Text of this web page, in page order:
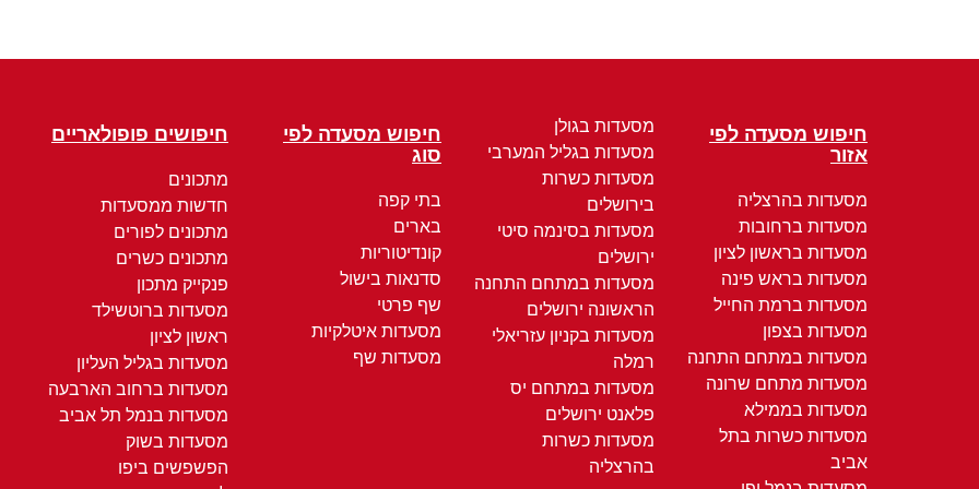
חיפוש מסעדה לפי
אזור
מסעדות בהרצליה
מסעדות ברחובות
מסעדות בראשון לציון
מסעדות בראש פינה
מסעדות ברמת החייל
מסעדות בצפון
מסעדות במתחם התחנה
מסעדות מתחם שרונה
מסעדות בממילא
מסעדות כשרות בתל
אביב
מסעדות בגולן
מסעדות בגליל המערבי
מסעדות כשרות
בירושלים
מסעדות בסינמה סיטי
ירושלים
מסעדות במתחם התחנה
הראשונה ירושלים
מסעדות בקניון עזריאלי
רמלה
מסעדות במתחם יס
פלאנט ירושלים
מסעדות כשרות
בהרצליה
חיפוש מסעדה לפי
סוג
בתי קפה
בארים
קונדיטוריות
סדנאות בישול
שף פרטי
מסעדות איטלקיות
מסעדות שף
חיפושים פופולאריים
מתכונים
חדשות ממסעדות
מתכונים לפורים
מתכונים כשרים
פנקייק מתכון
מסעדות ברוטשילד
ראשון לציון
מסעדות בגליל העליון
מסעדות ברחוב הארבעה
מסעדות בנמל תל אביב
מסעדות בשוק
הפשפשים ביפו